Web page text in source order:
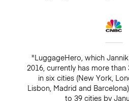
"LuggageHero, which
2016, currently has more
in six cities (New York,
Lisbon, Madrid and
to 39 cities by